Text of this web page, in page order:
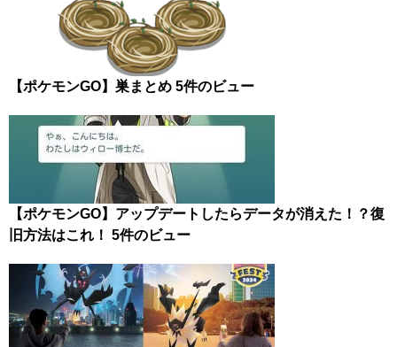
【ポケモンGO】巣まとめ 5件のビュー
【ポケモンGO】アップデートしたらデータが消えた！？復
旧方法はこれ！ 5件のビュー